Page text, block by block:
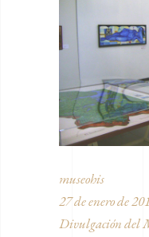
museohis
27 de enero de
Divulgación del